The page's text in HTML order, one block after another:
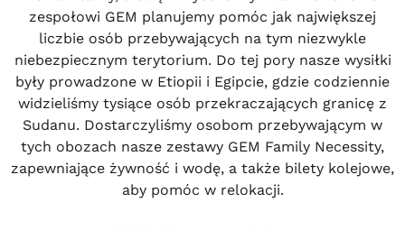
zespołowi GEM planujemy pomóc jak największej
liczbie osób przebywających na tym niezwykle
niebezpiecznym terytorium. Do tej pory nasze wysiłki
były prowadzone w Etiopii i Egipcie, gdzie codziennie
widzieliśmy tysiące osób przekraczających granicę z
Sudanu. Dostarczyliśmy osobom przebywającym w
tych obozach nasze zestawy GEM Family Necessity,
zapewniające żywność i wodę, a także bilety kolejowe,
aby pomóc w relokacji.